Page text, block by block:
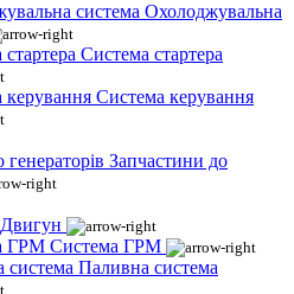
Охолоджувальна
Система стартера
Система керування
Запчастини до
Двигун
Система ГРМ
Паливна система